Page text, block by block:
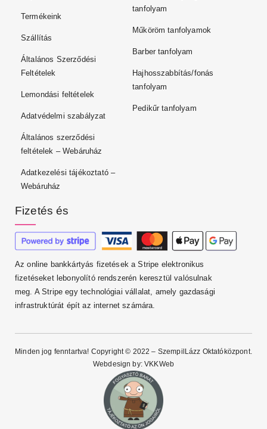
Termékeink
Szállítás
Általános Szerződési
Feltételek
Lemondási feltételek
Adatvédelmi szabályzat
Általános szerződési
feltételek – Webáruház
Adatkezelési tájékoztató –
Webáruház
tanfolyam
Műköröm tanfolyamok
Barber tanfolyam
Hajhosszabbítás/fonás
tanfolyam
Pedikűr tanfolyam
Fizetés és
Az online bankkártyás fizetések a Stripe elektronikus
fizetéseket lebonyolító rendszerén keresztül valósulnak
meg. A Stripe egy technológiai vállalat, amely gazdasági
infrastruktúrát épít az internet számára.
Minden jog fenntartva! Copyright © 2022 – SzempilLázz Oktatóközpont.
Webdesign by:VKKWeb